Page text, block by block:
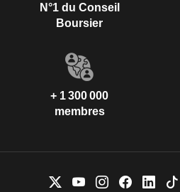
N°1 du Conseil
Boursier
+ 1 300 000
membres